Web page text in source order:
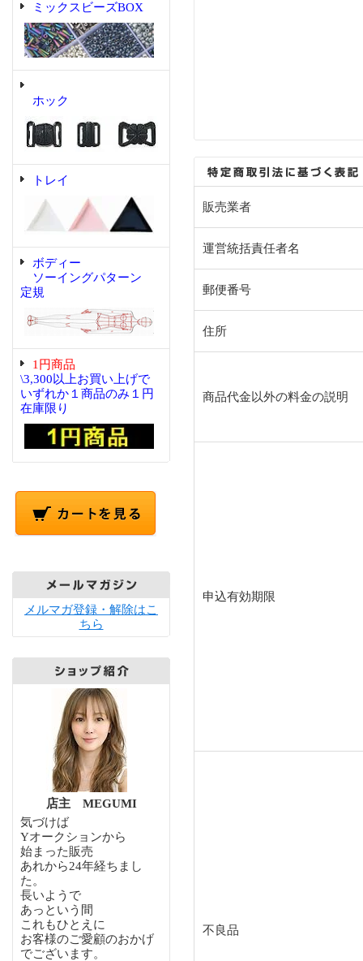
ミックスビーズBOX
ホック
トレイ
ボディー
ソーイングパターン
定規
1円商品
\3,300以上お買い上げで
いずれか１商品のみ１円
在庫限り
メルマガ登録・解除はこ
ちら
店主 MEGUMI
気づけば
Yオークションから
始まった販売
あれから24年経ちまし
た。
長いようで
あっという間
これもひとえに
お客様のご愛顧のおかげ
でございます。
販売業者
運営統括責任者名
郵便番号
住所
商品代金以外の料金の説明
申込有効期限
不良品